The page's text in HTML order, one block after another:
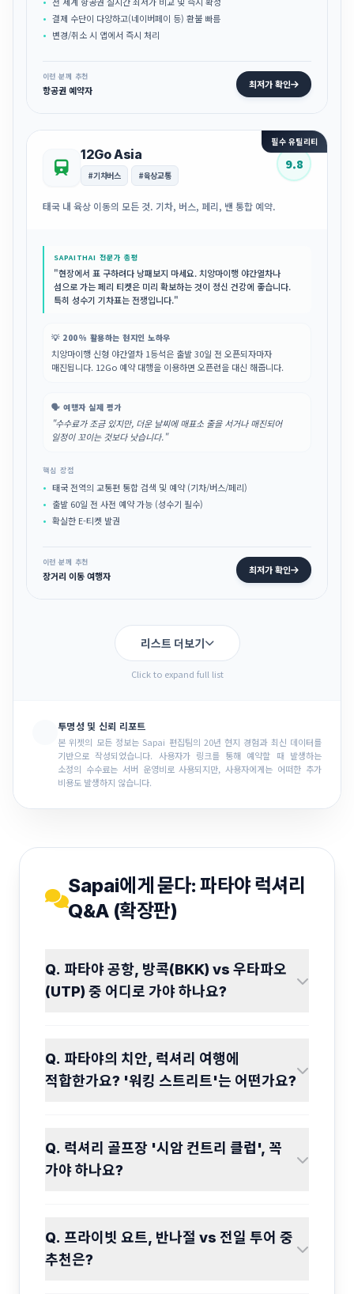
결제 수단이 다양하고(네이버페이 등) 환불 빠름
변경/취소 시 앱에서 즉시 처리
이런 분께 추천
항공권 예약자 최저가 확인
필수 유틸리티
12Go Asia
#기차버스 #육상교통
9.8
태국 내 육상 이동의 모든 것. 기차, 버스, 페리, 밴 통합 예약.
SAPAITHAI 전문가 총평
"현장에서 표 구하려다 낭패보지 마세요. 치앙마이행 야간열차나
섬으로 가는 페리 티켓은 미리 확보하는 것이 정신 건강에 좋습니다.
특히 성수기 기차표는 전쟁입니다."
💡 200% 활용하는 현지인 노하우
치앙마이행 신형 야간열차 1등석은 출발 30일 전 오픈되자마자
매진됩니다. 12Go 예약 대행을 이용하면 오픈런을 대신 해줍니다.
🗣️ 여행자 실제 평가
"수수료가 조금 있지만, 더운 날씨에 매표소 줄을 서거나 매진되어
일정이 꼬이는 것보다 낫습니다."
핵심 장점
태국 전역의 교통편 통합 검색 및 예약 (기차/버스/페리)
출발 60일 전 사전 예약 가능 (성수기 필수)
확실한 E-티켓 발권
이런 분께 추천
장거리 이동 여행자 최저가 확인
리스트 더보기
Click to expand full list
투명성 및 신뢰 리포트
본 위젯의 모든 정보는 Sapai 편집팀의 20년 현지 경험과 최신 데이터를
기반으로 작성되었습니다. 사용자가 링크를 통해 예약할 때 발생하는
소정의 수수료는 서버 운영비로 사용되지만, 사용자에게는 어떠한 추가
비용도 발생하지 않습니다.
Sapai에게 묻다: 파타야 럭셔리
Q&A (확장판)
Q. 파타야 공항, 방콕(BKK) vs 우타파오
(UTP) 중 어디로 가야 하나요?
Q. 파타야의 치안, 럭셔리 여행에
적합한가요? '워킹 스트리트'는 어떤가요?
Q. 럭셔리 골프장 '시암 컨트리 클럽', 꼭
가야 하나요?
Q. 프라이빗 요트, 반나절 vs 전일 투어 중
추천은?